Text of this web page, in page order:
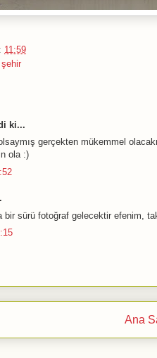
11:59
şehir
ki...
gerçekten mükemmel
ola :)
bir sürü fotoğraf gelecektir efenim,
Ana